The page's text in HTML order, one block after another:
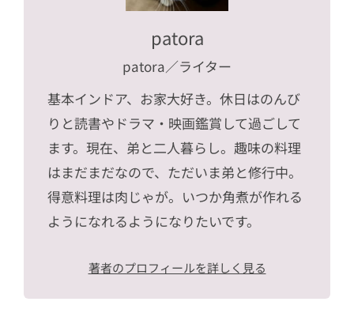
patora
patora／ライター
基本インドア、お家大好き。休日はのんび
りと読書やドラマ・映画鑑賞して過ごして
ます。現在、弟と二人暮らし。趣味の料理
はまだまだなので、ただいま弟と修行中。
得意料理は肉じゃが。いつか角煮が作れる
ようになれるようになりたいです。
著者のプロフィールを詳しく見る